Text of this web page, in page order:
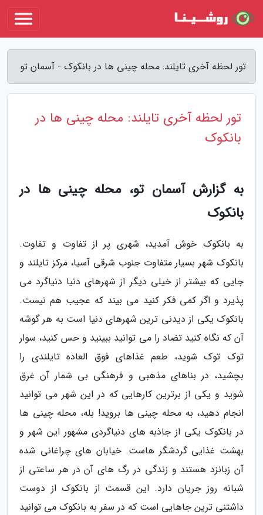
تور لحظه آخری تایلند: محله چینی ها در بانکوک - آسمان تو
تور لحظه آخری تایلند: محله چینی ها در
بانکوک
به گزارش آسمان تو، محله چینی ها در
بانکوک
به بانکوک خوش آمدید، شهری پر از تفاوت و تفاوت.
بانکوک شهر بسیار متفاوت جنوب شرقی آسیا، مرکز تایلند و
جایی که بیشتر از خیلی دیگر از شهرهای دنیا دنیاگرد می
پذیرد و اگر کمی فکر کنید می بیند که عجیب هم نیست.
بانکوک یکی از دیدنی ترین شهرهای دنیا است به هر گوشه
آن که نگاه کنید تضاد را می توانید ببینید و حس کنید، سوار
توک توک شوید، طعم غذاهای فوق العاده تایلندی را
بچشید، در بناهای مذهبی و فرهنگی بی شمار آن غرق
شوید و یکی از برترین کارهایی که در این شهر می توانید
انجام دهید، به محله چینی ها بروید! بله، محله چینی ها
در بانکوک یکی از جاذبه های دنیاگردی مشهور این شهر و
بهشت غذایی گردشگر هاست. خیابان های چراغانی شده
آن زبانزد هستند و زندگی در رگ های آن در هر ساعتی از
شبانه روز جریان دارد. این قسمت از بانکوک از دوست
داشتنی ترین جاهایی است که در سفر به بانکوک می توانید